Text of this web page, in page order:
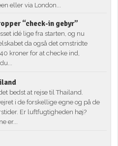
eller via London...
“check-in gebyr”
idé lige fra starten, og nu
da også det omstridte
kroner for at checke ind,
bedst at rejse til Thailand.
i de forskellige egne og på de
Er luftfugtigheden høj?
er...